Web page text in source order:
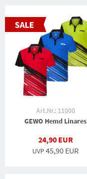
Art.Nr.: 11000
GEWO Hemd Linares
24,90 EUR
UVP45,90 EUR